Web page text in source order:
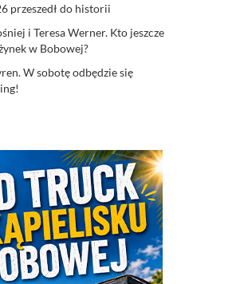
przeszedł do historii
i Teresa Werner. Kto jeszcze
w Bobowej?
W sobotę odbędzie się